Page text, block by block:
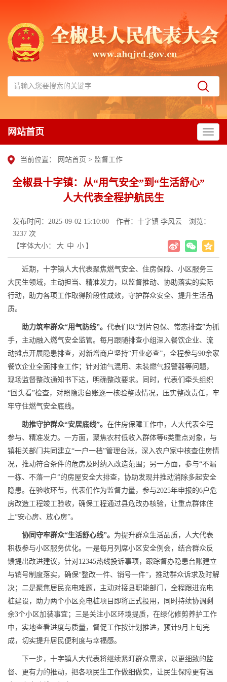
网站首页
当前位置： 网站首页 > 监督工作
全椒县十字镇：从“用气安全”到“生活舒心”
人大代表全程护航民生
发布时间：2025-09-02 15:10:00 作者：十字镇 李风云
浏览：
3237 次
【字体大小：
大 中 小 】
近期，十字镇人大代表聚焦燃气安全、住房保障、小区服务三
大民生领域，主动担当、精准发力，以监督推动、协助落实的实际
行动，助力各项工作取得阶段性成效，守护群众安全、提升生活品
质。​
助力筑牢群众“用气防线”。 代表们以“划片包保、常态排查”为抓
手，主动融入燃气安全监管。每月跟随排查小组深入餐饮企业、流
动摊点开展隐患排查，对新增商户坚持“开业必查”，全程参与90余家
餐饮企业全面排查工作；针对油气混用、未装燃气报警器等问题，
现场监督整改通知书下达，明确整改要求。同时，代表们牵头组织
“回头看”检查，对照隐患台账逐一核验整改情况，压实整改责任，牢
牢守住燃气安全底线。​
助推守护群众“安居底线”。 在住房保障工作中，人大代表全程
参与、精准发力。一方面，聚焦农村低收入群体等6类重点对象，与
镇相关部门共同建立“一户一档”管理台账，深入农户家中核查住房情
况，推动符合条件的危房及时纳入改造范围；另一方面，参与“不漏
一栋、不落一户”的房屋安全大排查，协助发现并推动消除多起安全
隐患。在验收环节，代表们作为监督力量，参与2025年申报的6户危
房改造工程竣工验收，确保工程通过县危改办核验，让重点群体住
上“安心房、放心房”。​
协同守牢群众“生活舒心线”。 为提升群众生活品质，人大代表
积极参与小区服务优化。一是每月列席小区安全例会，结合群众反
馈提出改进建议，针对12345热线投诉事项，跟踪督办隐患台账建立
与销号制度落实，确保“整改一件、销号一件”，推动群众诉求及时解
决；二是聚焦居民充电难题，主动对接县职能部门，全程跟进充电
桩建设，助力两个小区充电桩项目即将正式投用，同时持续协调剩
余3个小区加装事宜；三是关注小区环境提质，在绿化修剪养护工作
中，实地查看进度与质量，督促工作按计划推进，预计9月上旬完
成，切实提升居民便利度与幸福感。​
下一步，十字镇人大代表将继续紧盯群众需求，以更细致的监
督、更有力的推动，把各项民生工作做细做实，让民生保障更有温